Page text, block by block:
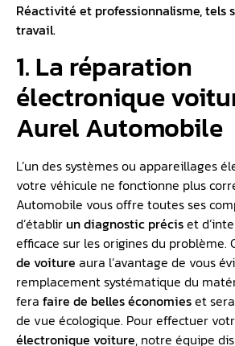
Réactivité et professionnalisme, tels
travail.
1. La réparation
électronique
Aurel Automobile
L’un des systèmes ou appareillages
votre véhicule ne fonctionne plus
Automobile vous offre toutes ses
d’établir un diagnostic préciset
efficace sur les origines du problème.
de voiture aura l’avantage de vous
remplacement systématique du
fera faire de belles économieset
de vue écologique. Pour effectuer
électronique voiture, notre équipe